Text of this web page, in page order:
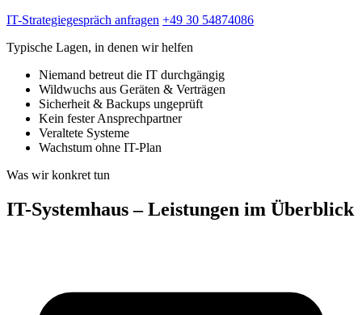
IT-Strategiegespräch anfragen +49 30 54874086
Typische Lagen, in denen wir helfen
Niemand betreut die IT durchgängig
Wildwuchs aus Geräten & Verträgen
Sicherheit & Backups ungeprüft
Kein fester Ansprechpartner
Veraltete Systeme
Wachstum ohne IT-Plan
Was wir konkret tun
IT-Systemhaus – Leistungen im Überblick